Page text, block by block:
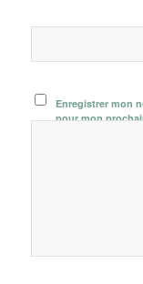
Enregistrer mon
pour mon